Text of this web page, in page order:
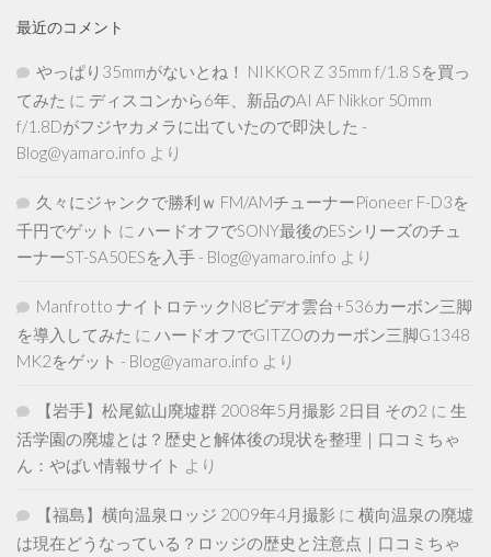
最近のコメント
やっぱり35mmがないとね！ NIKKOR Z 35mm f/1.8 Sを買っ
てみた に ディスコンから6年、新品のAI AF Nikkor 50mm
f/1.8Dがフジヤカメラに出ていたので即決した -
Blog@yamaro.info より
久々にジャンクで勝利ｗ FM/AMチューナーPioneer F-D3を
千円でゲット に ハードオフでSONY最後のESシリーズのチュ
ーナーST-SA50ESを入手 - Blog@yamaro.info より
Manfrotto ナイトロテックN8ビデオ雲台+536カーボン三脚
を導入してみた に ハードオフでGITZOのカーボン三脚G1348
MK2をゲット - Blog@yamaro.info より
【岩手】松尾鉱山廃墟群 2008年5月撮影 2日目 その2 に 生
活学園の廃墟とは？歴史と解体後の現状を整理｜口コミちゃ
ん：やばい情報サイト より
【福島】横向温泉ロッジ 2009年4月撮影 に 横向温泉の廃墟
は現在どうなっている？ロッジの歴史と注意点｜口コミちゃ